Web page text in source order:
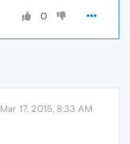
0
Mar 17, 2015, 8:33 AM